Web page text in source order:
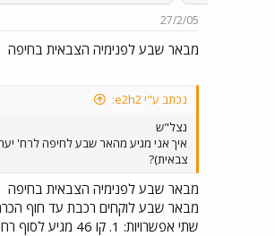
27/2/05
מבאר שבע לפנימיה הצבאית בחיפה
נכתב ע"י e2h2:
נצל"ש
צבאית)?
מבאר שבע לפנימיה הצבאית בחיפה
מבאר שבע לוקחים רכבת עד חוף
שתי אפשרויות: 1. קו 46